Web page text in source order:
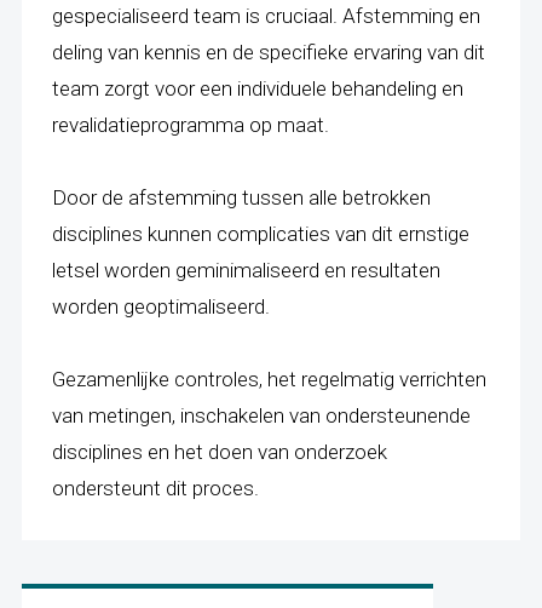
gespecialiseerd team is cruciaal. Afstemming en
deling van kennis en de specifieke ervaring van dit
team zorgt voor een individuele behandeling en
revalidatieprogramma op maat.
Door de afstemming tussen alle betrokken
disciplines kunnen complicaties van dit ernstige
letsel worden geminimaliseerd en resultaten
worden geoptimaliseerd.
Gezamenlijke controles, het regelmatig verrichten
van metingen, inschakelen van ondersteunende
disciplines en het doen van onderzoek
ondersteunt dit proces.